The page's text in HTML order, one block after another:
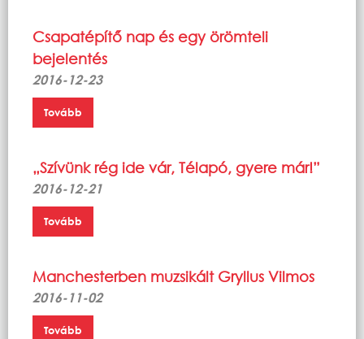
Csapatépítő nap és egy örömteli
bejelentés
2016-12-23
Tovább
„Szívünk rég ide vár, Télapó, gyere már!”
2016-12-21
Tovább
Manchesterben muzsikált Gryllus Vilmos
2016-11-02
Tovább